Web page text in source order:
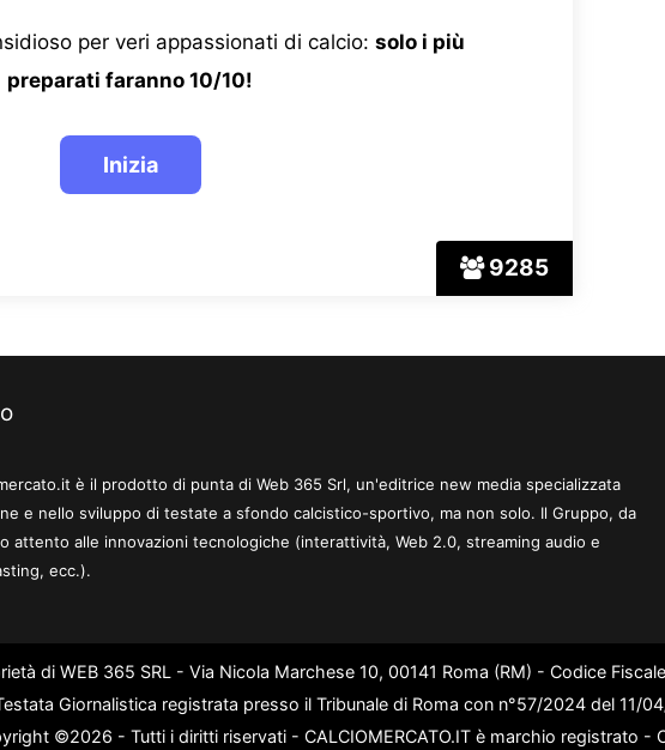
9285
per veri appassionati di calcio: solo i più
preparati faranno 10/10!
è il prodotto di punta di Web 365 Srl, un'editrice new media specializzata
e nello sviluppo di testate a sfondo calcistico-sportivo, ma non solo. Il Gruppo, da
attento alle innovazioni tecnologiche (interattività, Web 2.0, streaming audio e
ecc.).
di WEB 365 SRL - Via Nicola Marchese 10, 00141 Roma (RM) - Codice
Giornalistica registrata presso il Tribunale di Roma con n°57/2024 del 11/
©2026 - Tutti i diritti riservati - CALCIOMERCATO.IT è marchio registrato -